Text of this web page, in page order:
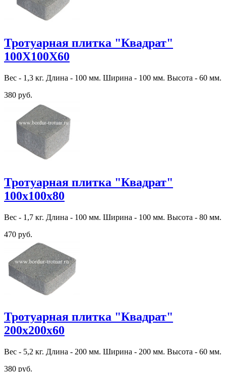
Тротуарная плитка "Квадрат"
100Х100Х60
Вес - 1,3 кг. Длина - 100 мм. Ширина - 100 мм. Высота - 60 мм.
380 руб.
Тротуарная плитка "Квадрат"
100х100х80
Вес - 1,7 кг. Длина - 100 мм. Ширина - 100 мм. Высота - 80 мм.
470 руб.
Тротуарная плитка "Квадрат"
200х200х60
Вес - 5,2 кг. Длина - 200 мм. Ширина - 200 мм. Высота - 60 мм.
380 руб.